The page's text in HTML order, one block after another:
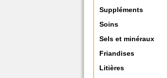
Suppléments
Soins
Sels et minéraux
Friandises
Litières